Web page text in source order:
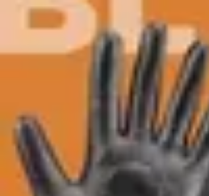
Football Fan Zone
Ambiance et EngagementMarketing
Animations Engagement
Football Fan Zone